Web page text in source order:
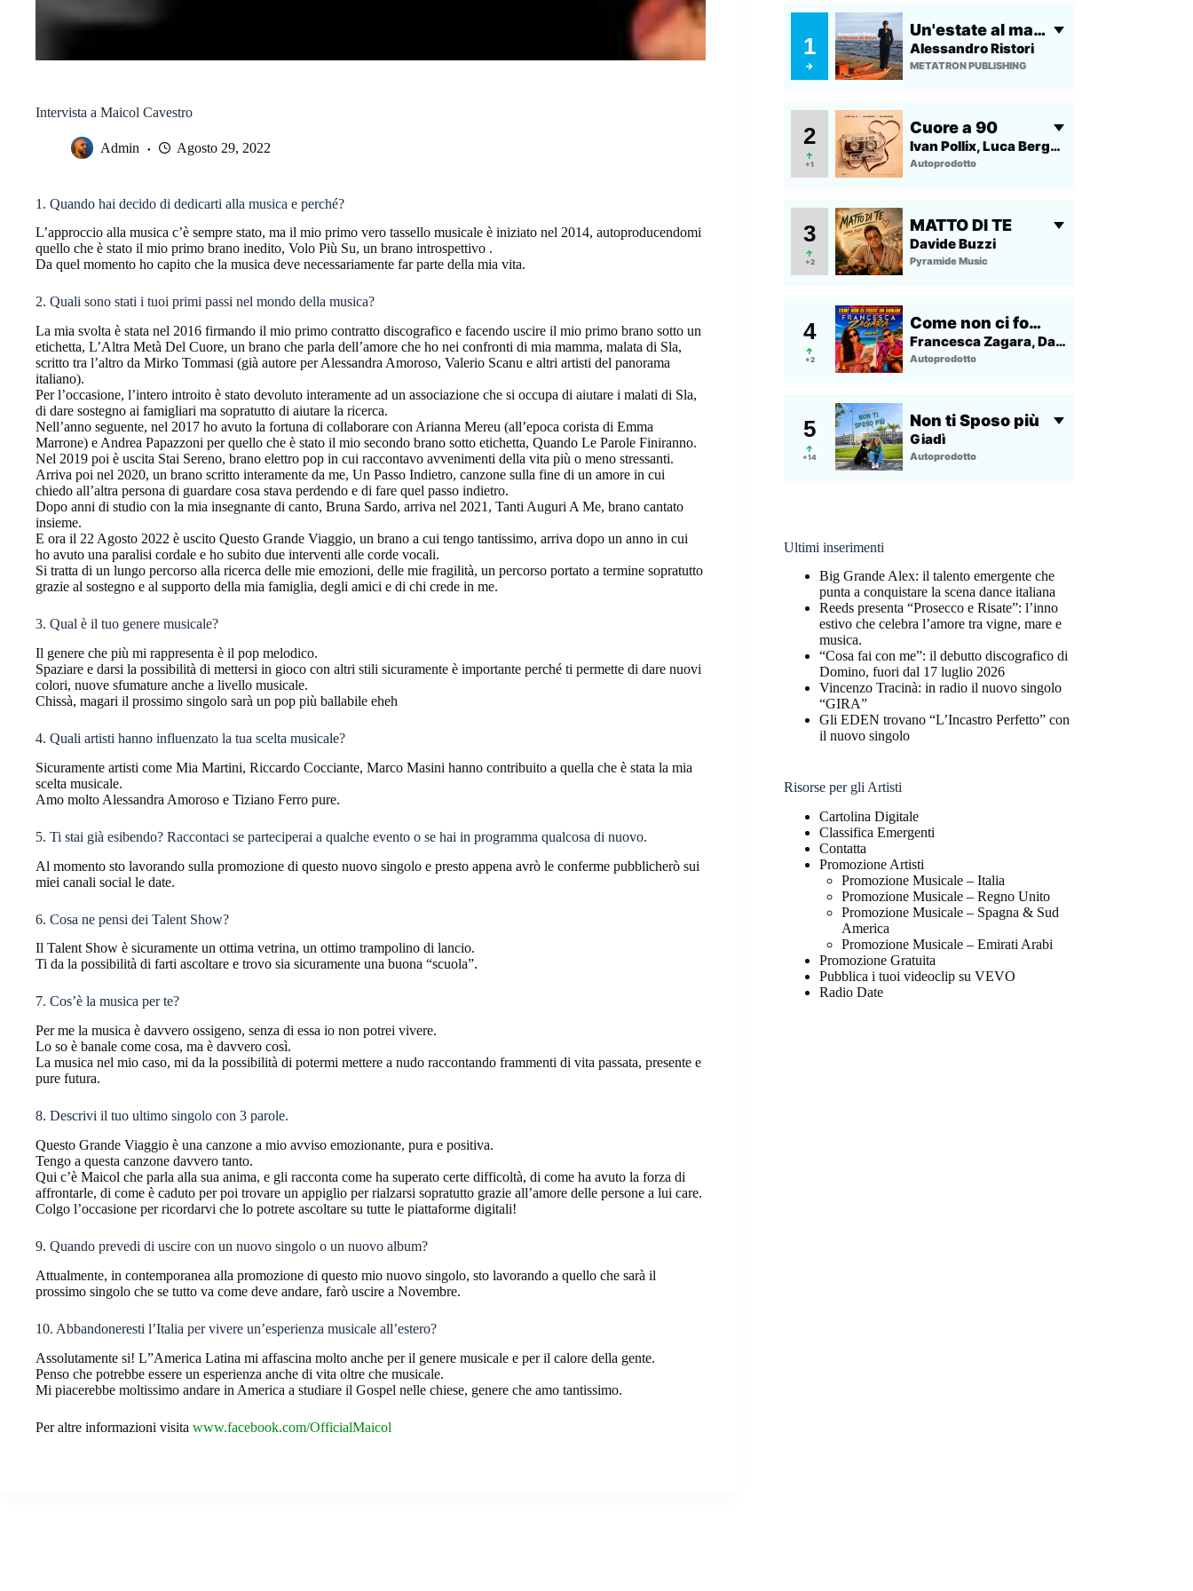
Intervista a Maicol Cavestro
Admin Agosto 29, 2022
1. Quando hai decido di dedicarti alla musica e perché?
L’approccio alla musica c’è sempre stato, ma il mio primo vero tassello musicale è iniziato nel 2014, autoproducendomi
quello che è stato il mio primo brano inedito, Volo Più Su, un brano introspettivo .
Da quel momento ho capito che la musica deve necessariamente far parte della mia vita.
2. Quali sono stati i tuoi primi passi nel mondo della musica?
La mia svolta è stata nel 2016 firmando il mio primo contratto discografico e facendo uscire il mio primo brano sotto un
etichetta, L’Altra Metà Del Cuore, un brano che parla dell’amore che ho nei confronti di mia mamma, malata di Sla,
scritto tra l’altro da Mirko Tommasi (già autore per Alessandra Amoroso, Valerio Scanu e altri artisti del panorama
italiano).
Per l’occasione, l’intero introito è stato devoluto interamente ad un associazione che si occupa di aiutare i malati di Sla,
di dare sostegno ai famigliari ma sopratutto di aiutare la ricerca.
Nell’anno seguente, nel 2017 ho avuto la fortuna di collaborare con Arianna Mereu (all’epoca corista di Emma
Marrone) e Andrea Papazzoni per quello che è stato il mio secondo brano sotto etichetta, Quando Le Parole Finiranno.
Nel 2019 poi è uscita Stai Sereno, brano elettro pop in cui raccontavo avvenimenti della vita più o meno stressanti.
Arriva poi nel 2020, un brano scritto interamente da me, Un Passo Indietro, canzone sulla fine di un amore in cui
chiedo all’altra persona di guardare cosa stava perdendo e di fare quel passo indietro.
Dopo anni di studio con la mia insegnante di canto, Bruna Sardo, arriva nel 2021, Tanti Auguri A Me, brano cantato
insieme.
E ora il 22 Agosto 2022 è uscito Questo Grande Viaggio, un brano a cui tengo tantissimo, arriva dopo un anno in cui
ho avuto una paralisi cordale e ho subito due interventi alle corde vocali.
Si tratta di un lungo percorso alla ricerca delle mie emozioni, delle mie fragilità, un percorso portato a termine sopratutto
grazie al sostegno e al supporto della mia famiglia, degli amici e di chi crede in me.
3. Qual è il tuo genere musicale?
Il genere che più mi rappresenta è il pop melodico.
Spaziare e darsi la possibilità di mettersi in gioco con altri stili sicuramente è importante perché ti permette di dare nuovi
colori, nuove sfumature anche a livello musicale.
Chissà, magari il prossimo singolo sarà un pop più ballabile eheh
4. Quali artisti hanno influenzato la tua scelta musicale?
Sicuramente artisti come Mia Martini, Riccardo Cocciante, Marco Masini hanno contribuito a quella che è stata la mia
scelta musicale.
Amo molto Alessandra Amoroso e Tiziano Ferro pure.
5. Ti stai già esibendo? Raccontaci se parteciperai a qualche evento o se hai in programma qualcosa di nuovo.
Al momento sto lavorando sulla promozione di questo nuovo singolo e presto appena avrò le conferme pubblicherò sui
miei canali social le date.
6. Cosa ne pensi dei Talent Show?
Il Talent Show è sicuramente un ottima vetrina, un ottimo trampolino di lancio.
Ti da la possibilità di farti ascoltare e trovo sia sicuramente una buona “scuola”.
7. Cos’è la musica per te?
Per me la musica è davvero ossigeno, senza di essa io non potrei vivere.
Lo so è banale come cosa, ma è davvero così.
La musica nel mio caso, mi da la possibilità di potermi mettere a nudo raccontando frammenti di vita passata, presente e
pure futura.
8. Descrivi il tuo ultimo singolo con 3 parole.
Questo Grande Viaggio è una canzone a mio avviso emozionante, pura e positiva.
Tengo a questa canzone davvero tanto.
Qui c’è Maicol che parla alla sua anima, e gli racconta come ha superato certe difficoltà, di come ha avuto la forza di
affrontarle, di come è caduto per poi trovare un appiglio per rialzarsi sopratutto grazie all’amore delle persone a lui care.
Colgo l’occasione per ricordarvi che lo potrete ascoltare su tutte le piattaforme digitali!
9. Quando prevedi di uscire con un nuovo singolo o un nuovo album?
Attualmente, in contemporanea alla promozione di questo mio nuovo singolo, sto lavorando a quello che sarà il
prossimo singolo che se tutto va come deve andare, farò uscire a Novembre.
10. Abbandoneresti l’Italia per vivere un’esperienza musicale all’estero?
Assolutamente si! L”America Latina mi affascina molto anche per il genere musicale e per il calore della gente.
Penso che potrebbe essere un esperienza anche di vita oltre che musicale.
Mi piacerebbe moltissimo andare in America a studiare il Gospel nelle chiese, genere che amo tantissimo.
Per altre informazioni visita www.facebook.com/OfficialMaicol
Ultimi inserimenti
Big Grande Alex: il talento emergente che
punta a conquistare la scena dance italiana
Reeds presenta “Prosecco e Risate”: l’inno
estivo che celebra l’amore tra vigne, mare e
musica.
“Cosa fai con me”: il debutto discografico di
Domino, fuori dal 17 luglio 2026
Vincenzo Tracinà: in radio il nuovo singolo
“GIRA”
Gli EDEN trovano “L’Incastro Perfetto” con
il nuovo singolo
Risorse per gli Artisti
Cartolina Digitale
Classifica Emergenti
Contatta
Promozione Artisti
Promozione Musicale – Italia
Promozione Musicale – Regno Unito
Promozione Musicale – Spagna & Sud
America
Promozione Musicale – Emirati Arabi
Promozione Gratuita
Pubblica i tuoi videoclip su VEVO
Radio Date